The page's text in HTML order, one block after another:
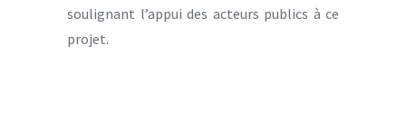
soulignant l’appui des acteurs publics à ce
projet.